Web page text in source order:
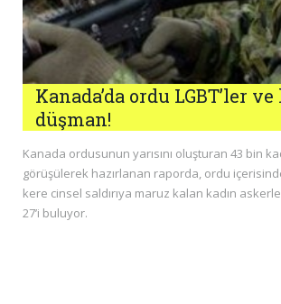
Kanada’da ordu LGBT’ler
düşman!
Kanada ordusunun yarısını oluşturan 43 bin
görüşülerek hazırlanan raporda, ordu
kere cinsel saldırıya maruz kalan kadın
27’i buluyor.